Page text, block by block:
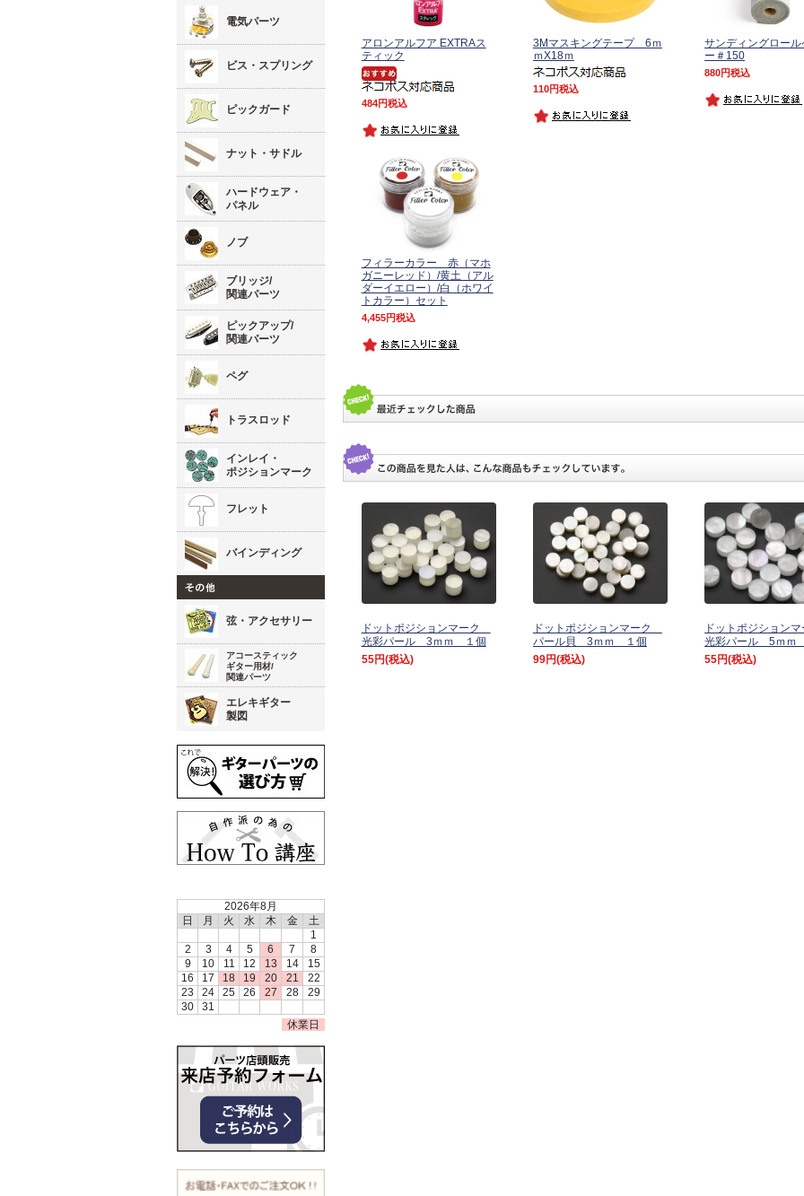
電気パーツ
ビス・スプリング
ピックガード
ナット・サドル
ハードウェア・
パネル
ノブ
ブリッジ/
関連パーツ
ピックアップ/
関連パーツ
ペグ
トラスロッド
インレイ・
ポジションマーク
フレット
バインディング
弦・アクセサリー
アコースティック
ギター用材/
関連パーツ
エレキギター
製図
2026年8月
日
月 火 水 木 金
土
1
2
3 4 5 6 7
8
9
10 11 12 13 14
15
16
17 18 19 20 21
22
23
24 25 26 27 28
29
30
31
休業日
アロンアルフア EXTRAス
ティック
484 税込
3Mマスキングテープ 6ｍ
ｍX18ｍ
110 税込
サンディングロール
ー＃150
880 税込
フィラーカラー 赤（マホ
ガニーレッド）/黄土（アル
ダーイエロー）/白（ホワイ
トカラー）セット
4,455 税込
ドットポジションマーク
光彩パール 3ｍｍ １個
55円(税込)
ドットポジションマーク
パール貝 3ｍｍ １個
99円(税込)
ドットポジション
光彩パール 5ｍｍ
55円(税込)